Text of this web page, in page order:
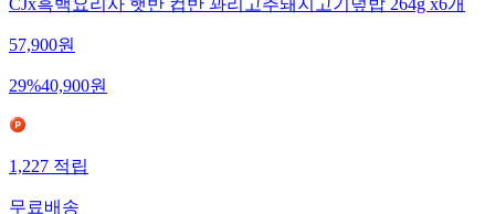
CJx흑백요리사 햇반 컵반 꽈리고추돼지고기덮밥 264g x6개
57,900원
29%40,900원
1,227적립
무료배송